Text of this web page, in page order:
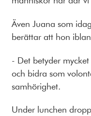
Även Juana som
berättar att hon
- Det betyder
och bidra som
samhörighet.
Under lunchen